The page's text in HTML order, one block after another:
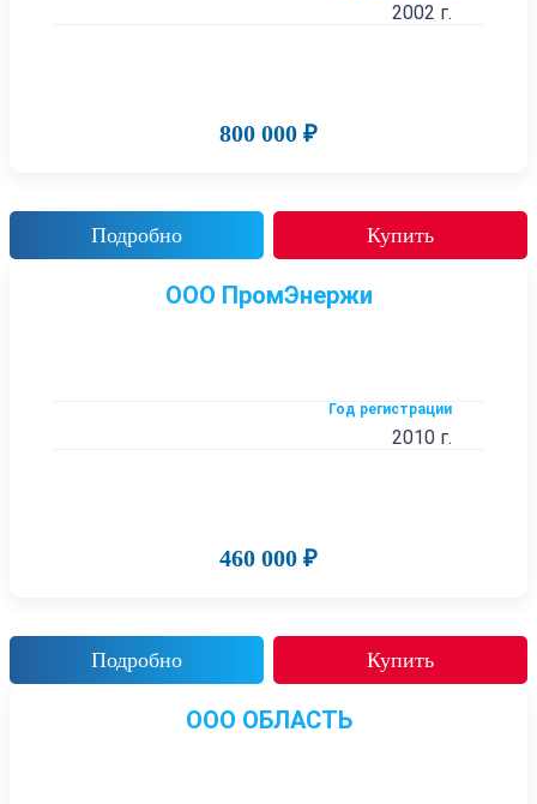
2002 г.
800 000 ₽
Подробно Купить
ООО ПромЭнержи
Год регистрации
2010 г.
460 000 ₽
Подробно Купить
ООО ОБЛАСТЬ